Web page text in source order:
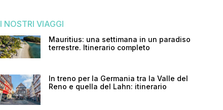
I NOSTRI VIAGGI
Mauritius: una settimana in un paradiso
terrestre. Itinerario completo
In treno per la Germania tra la Valle del
Reno e quella del Lahn: itinerario